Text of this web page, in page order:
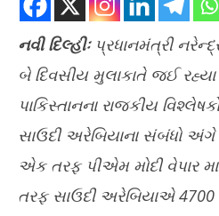
નવી દિલ્હીઃ પ્રધાનમંત્રી
બે દિવસીય મુલાકાતે જઈ
પાકિસ્તાનના રાજકીય
સાઉદી અરેબિયાના સંબંધો અંગે
એક તરફ પીએમ મોદી વેપાર
તરફ સાઉદી અરેબિયાએ4700